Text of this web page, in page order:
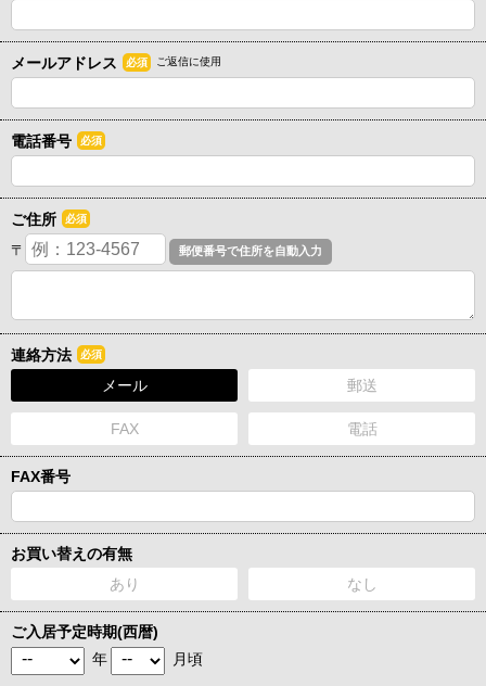
メールアドレス 必須 ご返信に使用
電話番号 必須
ご住所 必須
〒
連絡方法 必須
メール 郵送
FAX 電話
FAX番号
お買い替えの有無
あり
なし
ご入居予定時期(西暦)
年
月頃